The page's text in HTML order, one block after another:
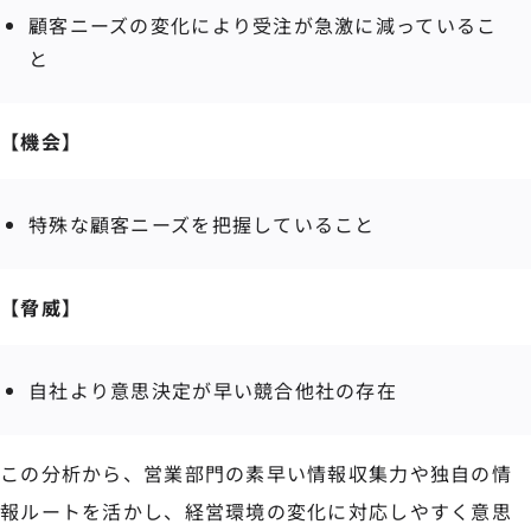
顧客ニーズの変化により受注が急激に減っているこ
と
【機会】
特殊な顧客ニーズを把握していること
【脅威】
自社より意思決定が早い競合他社の存在
この分析から、営業部門の素早い情報収集力や独自の情
報ルートを活かし、経営環境の変化に対応しやすく意思